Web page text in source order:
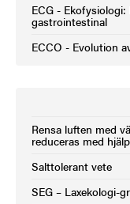
ECG -
gastrointestinal
ECCO - Evolution
Rensa luften med
reduceras med
Salttolerant vete
SEG – Laxekologi-